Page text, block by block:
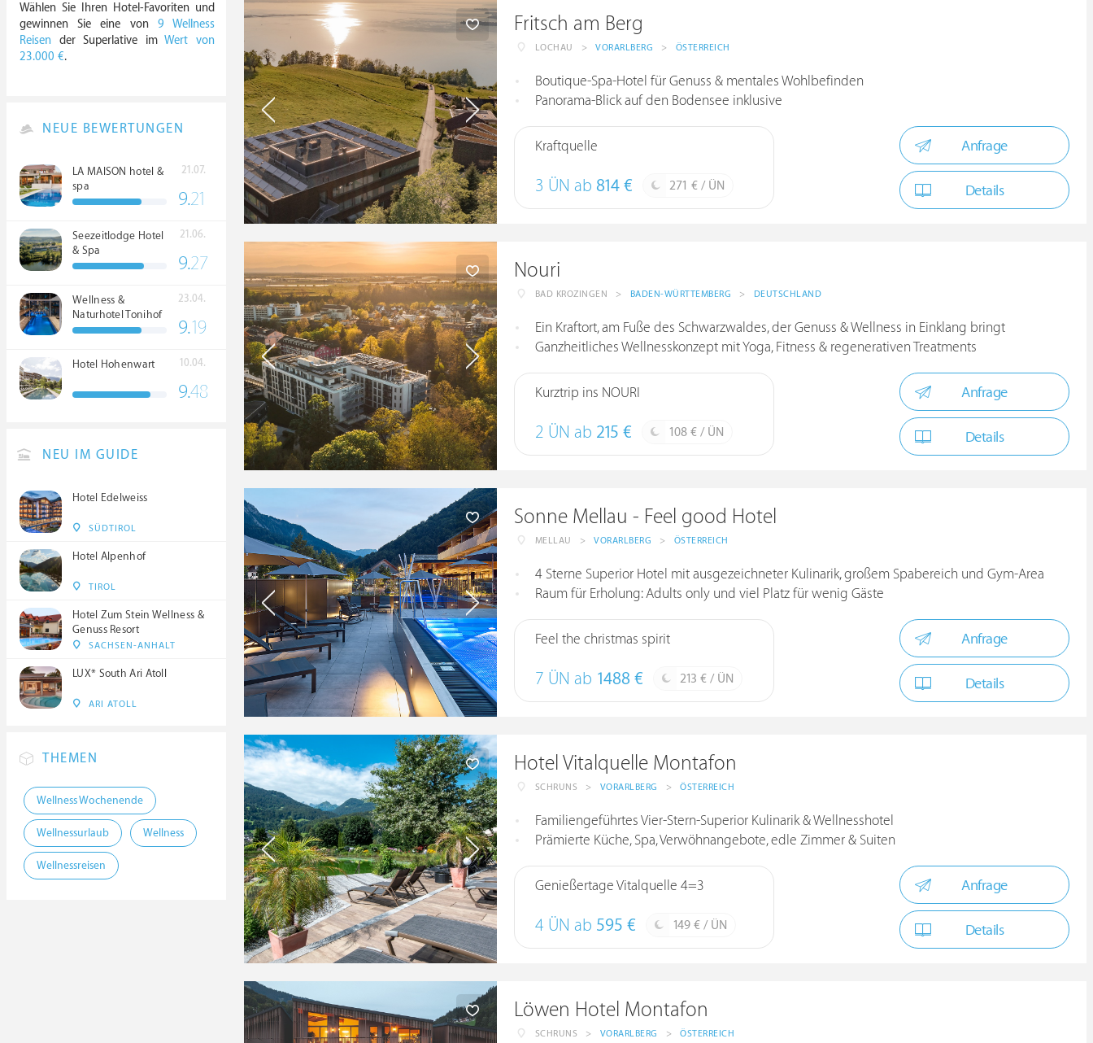
Fritsch am Berg
LOCHAU > VORARLBERG > ÖSTERREICH
Boutique-Spa-Hotel für Genuss & mentales Wohlbefinden
Panorama-Blick auf den Bodensee inklusive
Kraftquelle
3 ÜN ab 814 € 271 € / ÜN
Anfrage
Details
Nouri
BAD KROZINGEN > BADEN-WÜRTTEMBERG > DEUTSCHLAND
Ein Kraftort, am Fuße des Schwarzwaldes, der Genuss & Wellness in Einklang bringt
Ganzheitliches Wellnesskonzept mit Yoga, Fitness & regenerativen Treatments
Kurztrip ins NOURI
2 ÜN ab 215 € 108 € / ÜN
Anfrage
Details
Sonne Mellau - Feel good Hotel
MELLAU > VORARLBERG > ÖSTERREICH
4 Sterne Superior Hotel mit ausgezeichneter Kulinarik, großem Spabereich und Gym-Area
Raum für Erholung: Adults only und viel Platz für wenig Gäste
Feel the christmas spirit
7 ÜN ab 1488 € 213 € / ÜN
Anfrage
Details
Hotel Vitalquelle Montafon
SCHRUNS > VORARLBERG > ÖSTERREICH
Familiengeführtes Vier-Stern-Superior Kulinarik & Wellnesshotel
Prämierte Küche, Spa, Verwöhnangebote, edle Zimmer & Suiten
Genießertage Vitalquelle 4=3
4 ÜN ab 595 € 149 € / ÜN
Anfrage
Details
Löwen Hotel Montafon
SCHRUNS > VORARLBERG > ÖSTERREICH
Wählen Sie Ihren Hotel-Favoriten und
gewinnen Sie eine von 9 Wellness
Reisen der Superlative imWert von
23.000 €.
NEUE BEWERTUNGEN
LA MAISON hotel &
spa
21.07.
9.21
Seezeitlodge Hotel
& Spa
21.06.
9.27
Wellness &
Naturhotel Tonihof
****S
23.04.
9.19
Hotel Hohenwart 10.04.
9.48
NEU IM GUIDE
Hotel Edelweiss
SÜDTIROL
Hotel Alpenhof
TIROL
Hotel Zum Stein Wellness &
Genuss Resort
SACHSEN-ANHALT
LUX* South Ari Atoll
ARI ATOLL
THEMEN
Wellness Wochenende
Wellnessurlaub Wellness
Wellnessreisen